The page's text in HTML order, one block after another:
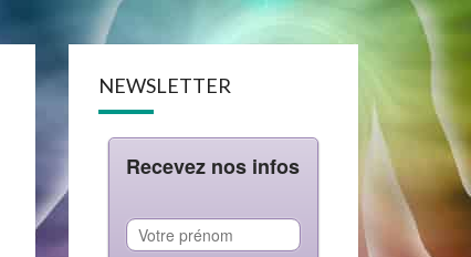
NEWSLETTER
Recevez nos infos